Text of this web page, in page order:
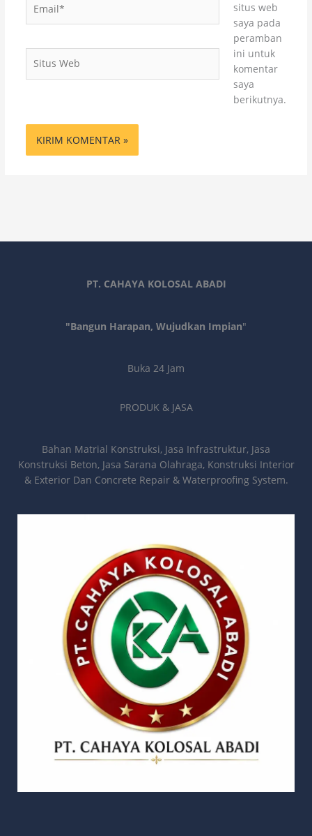
Web
situs web
saya pada
peramban
ini untuk
komentar
saya
berikutnya.
PT. CAHAYA KOLOSAL ABADI
"Bangun Harapan, Wujudkan Impian"
Buka 24 Jam
PRODUK & JASA
Bahan Matrial Konstruksi, Jasa Infrastruktur, Jasa
Konstruksi Beton, Jasa Sarana Olahraga, Konstruksi Interior
& Exterior Dan Concrete Repair & Waterproofing System.